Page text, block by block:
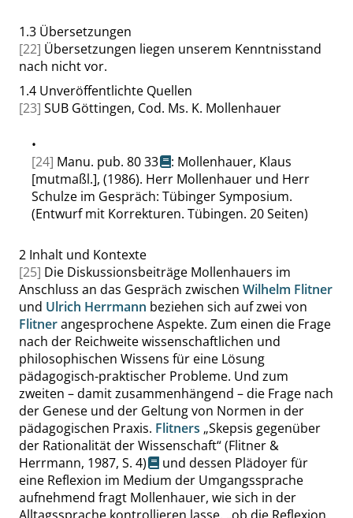
1.3 Übersetzungen
[22] Übersetzungen liegen unserem Kenntnisstand
nach nicht vor.
1.4 Unveröffentlichte Quellen
[23] SUB Göttingen, Cod. Ms. K. Mollenhauer
•
[24] Manu. pub. 80 33
: Mollenhauer, Klaus
[mutmaßl.], (1986). Herr Mollenhauer und Herr
Schulze im Gespräch: Tübinger Symposium.
(Entwurf mit Korrekturen. Tübingen. 20 Seiten)
2 Inhalt und Kontexte
[25] Die Diskussionsbeiträge Mollenhauers im
Anschluss an das Gespräch zwischen Wilhelm Flitner
und Ulrich Herrmann beziehen sich auf zwei von
Flitnerangesprochene Aspekte. Zum einen die Frage
nach der Reichweite wissenschaftlichen und
philosophischen Wissens für eine Lösung
pädagogisch-praktischer Probleme. Und zum
zweiten – damit zusammenhängend – die Frage nach
der Genese und der Geltung von Normen in der
pädagogischen Praxis. Flitners „Skepsis gegenüber
der Rationalität der Wissenschaft“(Flitner &
Herrmann, 1987, S. 4)
und dessen Plädoyer für
eine Reflexion im Medium der Umgangssprache
aufnehmend fragt Mollenhauer, wie sich in der